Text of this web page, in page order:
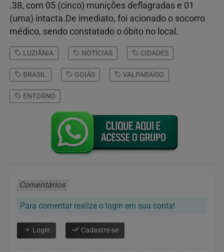
.38, com 05 (cinco) munições deflagradas e 01
(uma) intacta.De imediato, foi acionado o socorro
médico, sendo constatado o óbito no local.
LUZIÂNIA NOTÍCIAS CIDADES
BRASIL GOIÁS VALPARAÍSO
ENTORNO
Comentários
Para comentar realize o login em sua conta!
Login Cadastre-se